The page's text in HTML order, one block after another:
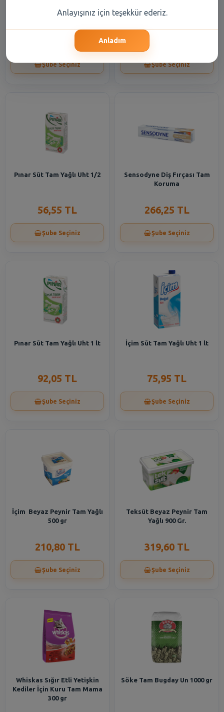
Ekmeği 450 Gr
Şube Seçiniz
KORUMA BEYAZLATICI
Şube Seçiniz
Pınar Süt Tam Yağlı Uht 1/2
56,55 TL
Şube Seçiniz
Sensodyne Diş Fırçası Tam
Koruma
266,25 TL
Şube Seçiniz
Pınar Süt Tam Yağlı Uht 1 lt
92,05 TL
Şube Seçiniz
İçim Süt Tam Yağlı Uht 1 lt
75,95 TL
Şube Seçiniz
İçim Beyaz Peynir Tam Yağlı
500 gr
210,80 TL
Şube Seçiniz
Teksüt Beyaz Peynir Tam
Yağlı 900 Gr.
319,60 TL
Şube Seçiniz
Whiskas Sığır Etli Yetişkin
Kediler İçin Kuru Tam Mama
300 gr
Söke Tam Bugday Un 1000 gr
Anlayışınız için teşekkür ederiz.
Anladım